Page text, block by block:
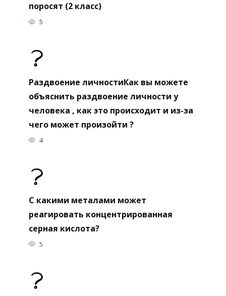
поросят (2 класс)
5
Раздвоение личностиКак вы можете
объяснить раздвоение личности у
человека , как это происходит и из-за
чего может произойти ?
4
С какими металами может
реагировать концентрированная
серная кислота?
5